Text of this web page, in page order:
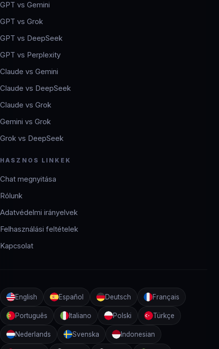
GPT vs Gemini
GPT vs Grok
GPT vs DeepSeek
GPT vs Perplexity
Claude vs Gemini
Claude vs DeepSeek
Claude vs Grok
Gemini vs Grok
Grok vs DeepSeek
HASZNOS LINKEK
Chat megnyitása
Rólunk
Adatvédelmi irányelvek
Felhasználási feltételek
Kapcsolat
English Español Deutsch Français
Português Italiano Polski Türkçe
Nederlands Svenska Indonesian